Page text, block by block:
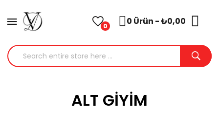
0 0 Ürün - ₺0,00
ALT GIYIM